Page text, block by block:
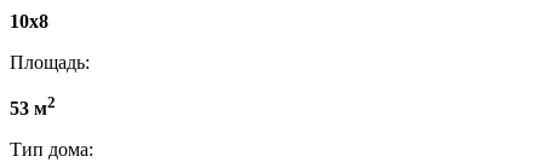
10x8
Площадь:
53 м2
Тип дома: